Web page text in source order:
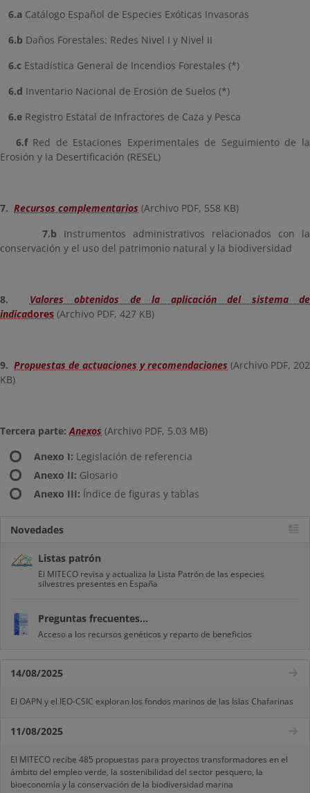
6.a Catálogo Español de Especies Exóticas Invasoras
6.b Daños Forestales: Redes Nivel I y Nivel II
6.c Estadística General de Incendios Forestales (*)
6.d Inventario Nacional de Erosión de Suelos (*)
6.e Registro Estatal de Infractores de Caza y Pesca
6.fRed de Estaciones Experimentales de Seguimiento de la
Erosión y la Desertificación (RESEL)
7. Recursos complementarios (Archivo PDF, 558 KB)
7.b Instrumentos administrativos relacionados con la
conservación y el uso del patrimonio natural y la biodiversidad
8. Valores obtenidos de la aplicación del sistema de
indicadores (Archivo PDF, 427 KB)
9. Propuestas de actuaciones y recomendaciones (Archivo PDF, 202
KB)
Tercera parte:Anexos (Archivo PDF, 5.03 MB)
Anexo I: Legislación de referencia
Anexo II: Glosario
Anexo III: Índice de figuras y tablas
Novedades
Listas patrón
El MITECO revisa y actualiza la Lista Patrón de las especies
silvestres presentes en España
Preguntas frecuentes...
Acceso a los recursos genéticos y reparto de beneficios
14/08/2025
El OAPN y el IEO-CSIC exploran los fondos marinos de las Islas Chafarinas
11/08/2025
El MITECO recibe 485 propuestas para proyectos transformadores en el
ámbito del empleo verde, la sostenibilidad del sector pesquero, la
bioeconomía y la conservación de la biodiversidad marina